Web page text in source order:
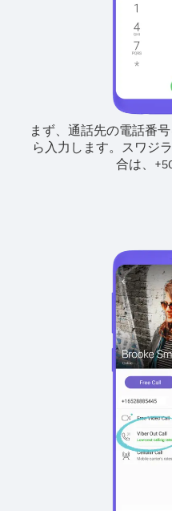
まず、通話先の電話番
ら入力します。 スワジ
合は、
+